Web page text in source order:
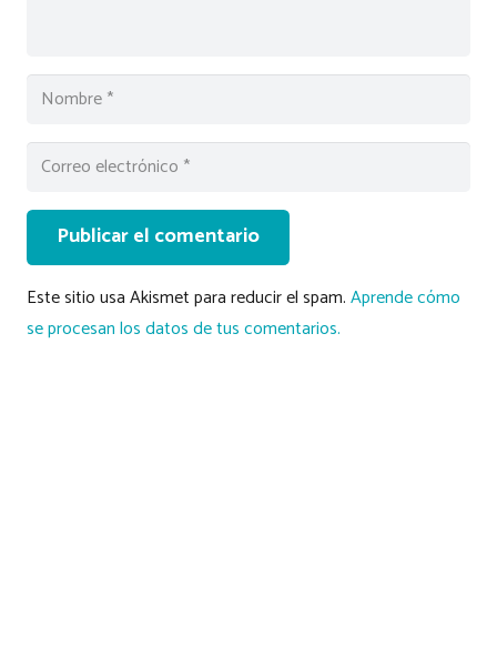
Publicar el comentario
Este sitio usa Akismet para reducir el spam.Aprende cómo
se procesan los datos de tus comentarios.